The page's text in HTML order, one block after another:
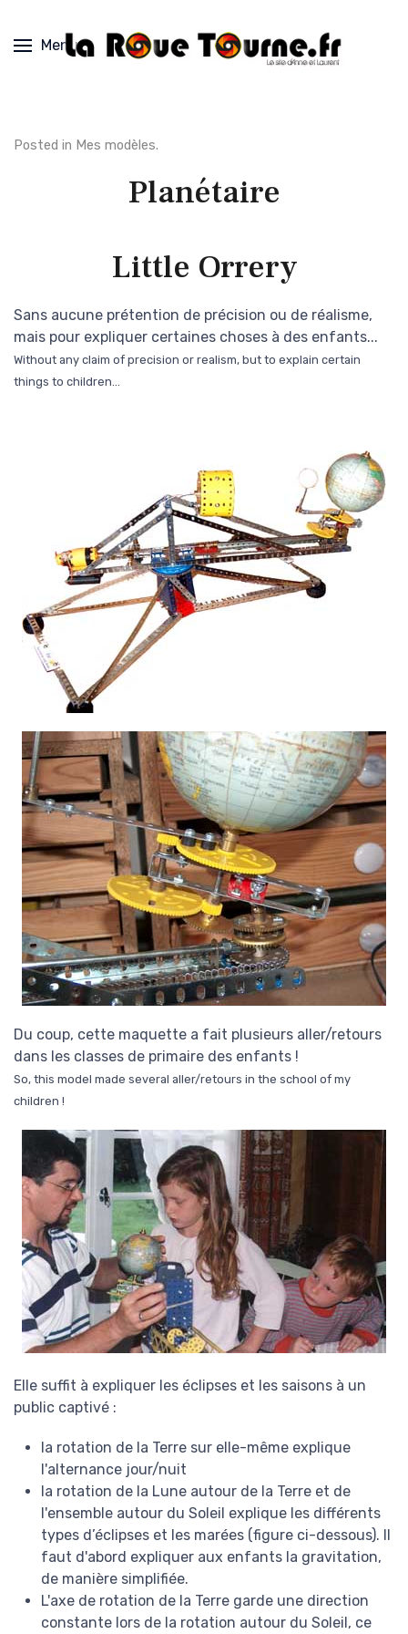
Menu
Posted in Mes modèles.
Planétaire
Little Orrery
Sans aucune prétention de précision ou de réalisme,
mais pour expliquer certaines choses à des enfants...
Without any claim of precision or realism, but to explain certain
things to children...
Du coup, cette maquette a fait plusieurs aller/retours
dans les classes de primaire des enfants !
So, this model made several aller/retours in the school of my
children !
Elle suffit à expliquer les éclipses et les saisons à un
public captivé :
la rotation de la Terre sur elle-même explique
l'alternance jour/nuit
la rotation de la Lune autour de la Terre et de
l'ensemble autour du Soleil explique les différents
types d’éclipses et les marées (figure ci-dessous). Il
faut d'abord expliquer aux enfants la gravitation,
de manière simplifiée.
L'axe de rotation de la Terre garde une direction
constante lors de la rotation autour du Soleil, ce